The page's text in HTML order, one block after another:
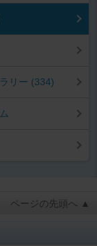
リー (334)
ページの先頭へ ▲